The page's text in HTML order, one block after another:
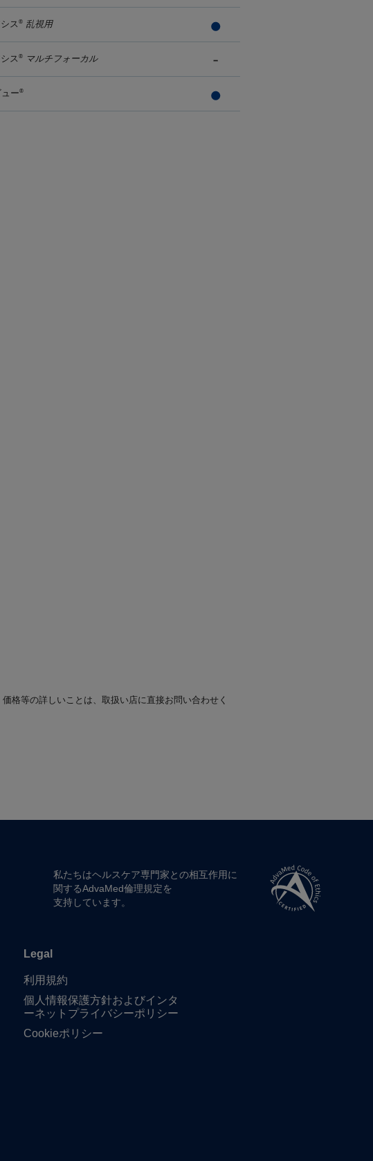
ス ® 乱視用
ス ® マルチフォーカル
ー®
格等の詳しいことは、取扱い店に直接お問い合わせく
私たちは​ヘルスケア専門家との​相互作用に​
関する​AdvaMed倫理規定を​
支持しています。
Legal
利用規約
個人情報保護方針およびインタ
ーネットプライバシーポリシー
Cookieポリシー